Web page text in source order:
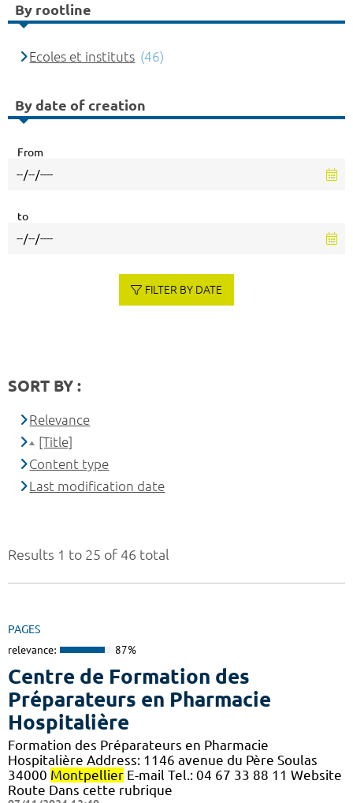
Results 1 to 25 of 46 total
PAGES
relevance: 87%
Centre de Formation des
Préparateurs en Pharmacie
Hospitalière
Formation des Préparateurs en Pharmacie
Hospitalière Address: 1146 avenue du Père Soulas
34000 Montpellier E-mail Tel.: 04 67 33 88 11 Website
Route Dans cette rubrique
By rootline
Ecoles et instituts (46)
By date of creation
From
to
FILTER BY DATE
SORT BY :
Relevance
[Title]
Content type
Last modification date